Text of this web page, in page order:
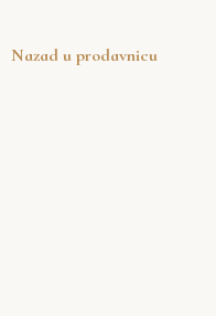
Nazad u prodavnicu